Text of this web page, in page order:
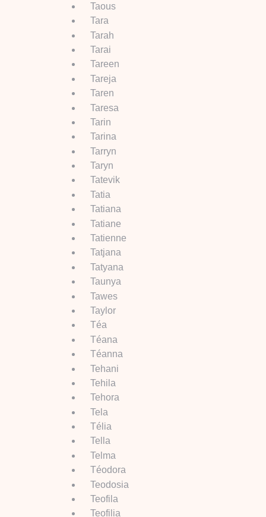
Taous
Tara
Tarah
Tarai
Tareen
Tareja
Taren
Taresa
Tarin
Tarina
Tarryn
Taryn
Tatevik
Tatia
Tatiana
Tatiane
Tatienne
Tatjana
Tatyana
Taunya
Tawes
Taylor
Téa
Téana
Téanna
Tehani
Tehila
Tehora
Tela
Télia
Tella
Telma
Téodora
Teodosia
Teofila
Teofilia